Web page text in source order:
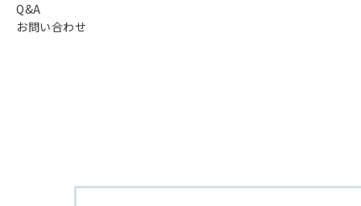
Q&A
お問い合わせ